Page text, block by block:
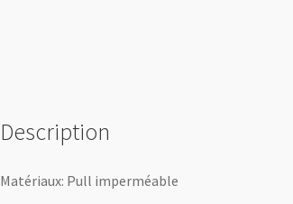
Description
Matériaux: Pull imperméable